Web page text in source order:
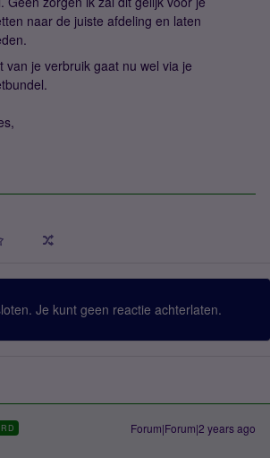
naar de juiste afdeling en laten
van je verbruik gaat nu wel via je
Je kunt geen reactie achterlaten.
Forum|Forum|2 years ago